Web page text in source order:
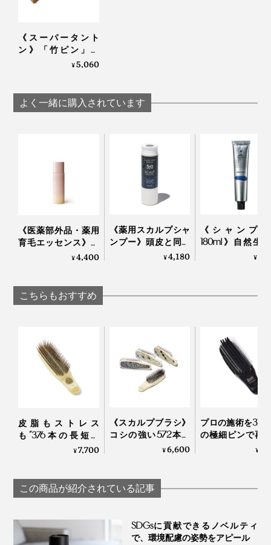
かって頭皮を持ち上げるイメージでマッサージ。
目の脇に竹ピンをじんわり押し当てます。血行が刺激さ
れ、目の疲れがスッキリ。
首をマッサージ
よくほぐせるって、最高です。
《スーパータント
ン》「竹ピン」と
「しなり」で、心地
ンエア｜スーパータ
ントン
¥5,060
よく一緒に購入されています
《医薬部外品・薬用
育毛エッセンス》有
効成分を濃縮配合、
ンス優｜uruotte
¥4,400
《薬用スカルプシャ
ンプー》頭皮と同じ
「アミノ酸」系だか
¥4,180
《シャンプ
180ml》自然生
のフルボ酸と高
¥
こちらもおすすめ
皮脂もストレス
も“376本の長短ピ
ン”が洗い流してくれ
ルプブラシ
¥7,700
《スカルプブラシ》
コシの強い572本の
ピンが、皮脂汚れを
¥6,600
プロの施術を
の極細ピンで再
る「トリートメ
¥
この商品が紹介されている記事
SDGsに貢献できるノベルティ
で、環境配慮の姿勢をアピール